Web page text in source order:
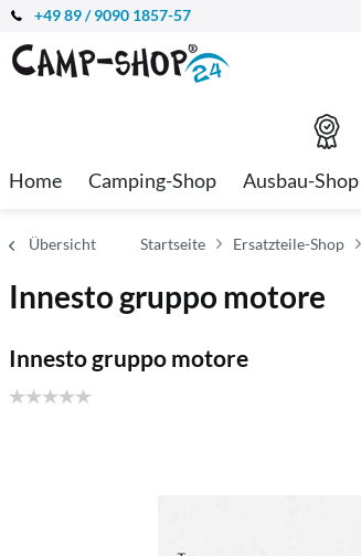
+49 89 / 9090 1857-57
Home Camping-Shop Ausbau-Shop
Übersicht Startseite Ersatzteile-Shop
Innesto gruppo motore
Innesto gruppo motore